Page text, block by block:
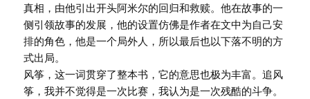
真相，由他引出开头阿米尔的回归和救赎。他在故事的一
侧引领故事的发展，他的设置仿佛是作者在文中为自己安
排的角色，他是一个局外人，所以最后也以下落不明的方
式出局。
风筝，这一词贯穿了整本书，它的意思也极为丰富。追风
筝，我并不觉得是一次比赛，我认为是一次残酷的斗争。